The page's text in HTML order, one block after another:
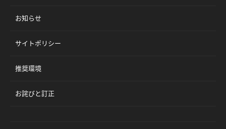
お知らせ
サイトポリシー
推奨環境
お詫びと訂正